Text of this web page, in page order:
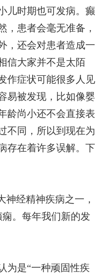
儿时期也可发病。癫
，患者会毫无准备，
，还会对患者造成一
信大家并不是太陌
作症状可能很多人见
易被发现，比如像婴
龄尚小还不会直接表
不同，所以到现在为
存在着许多误解。下
神经精神疾病之一，
痫。每年我们新的发
为是“一种顽固性疾